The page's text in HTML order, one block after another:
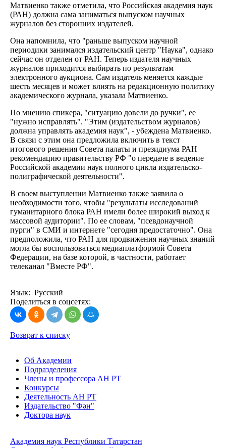
Матвиенко также отметила, что Российская академия наук
(РАН) должна сама заниматься выпуском научных
журналов без сторонних издателей.
Она напомнила, что "раньше выпуском научной
периодики занимался издательский центр "Наука", однако
сейчас он отделен от РАН. Теперь издателя научных
журналов приходится выбирать по результатам
электронного аукциона. Сам издатель меняется каждые
шесть месяцев и может влиять на редакционную политику
академического журнала, указала Матвиенко.
По мнению спикера, "ситуацию довели до ручки", ее
"нужно исправлять". "Этим (издательством журналов)
должна управлять академия наук", - убеждена Матвиенко.
В связи с этим она предложила включить в текст
итогового решения Совета палаты и президиума РАН
рекомендацию правительству РФ "о передаче в ведение
Российской академии наук полного цикла издательско-
полиграфической деятельности".
В своем выступлении Матвиенко также заявила о
необходимости того, чтобы "результаты исследований
гуманитарного блока РАН имели более широкий выход к
массовой аудитории". По ее словам, "псевдонаучной
пурги" в СМИ и интернете "сегодня предостаточно". Она
предположила, что РАН для продвижения научных знаний
могла бы воспользоваться медиаплатформой Совета
Федерации, на базе которой, в частности, работает
телеканал "Вместе РФ".
Язык: Русский
Поделиться в соцсетях:
Возврат к списку
Об Академии
Подразделения
Члены и профессора АН РТ
Конкурсы
Деятельность АН РТ
Издательство "Фән"
Доктора наук
Академия наук Республики Татарстан